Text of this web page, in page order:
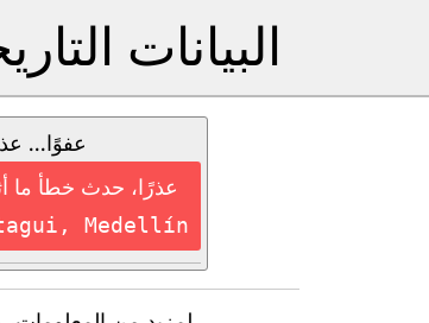
البيانات
عفوًا...
عذرًا، حدث خطأ ما
Medellín